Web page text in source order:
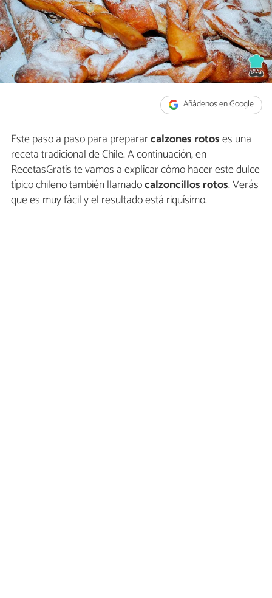
Añádenos en Google
Este paso a paso para prepararcalzones rotoses una
receta tradicional de Chile. A continuación, en
RecetasGratis te vamos a explicar cómo hacer este dulce
típico chileno también llamadocalzoncillos rotos. Verás
que es muy fácil y el resultado está riquísimo.